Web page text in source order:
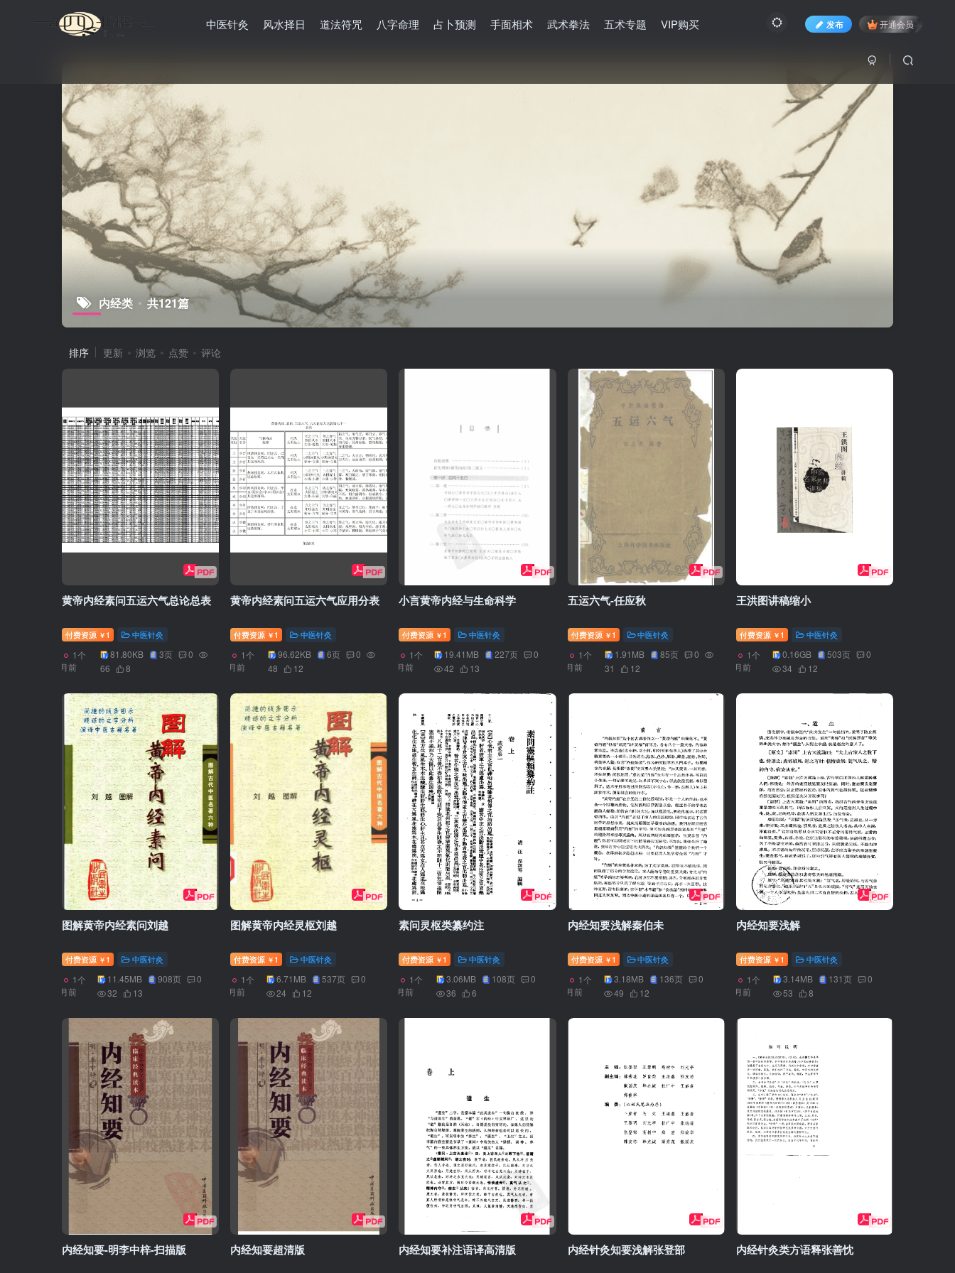
中医针灸 风水择日 道法符咒 八字命理 占卜预测 手面相术 武术拳法 五术专题 VIP购买 发布 开通会员
内经类 共121篇
排序 更新 浏览 点赞 评论
黄帝内经素问五运六气总论总表
付费资源 ￥ 1 中医针灸
1个
月前
81.80KB 3页
0
66
8
黄帝内经素问五运六气应用分表
付费资源 ￥ 1 中医针灸
1个
月前
96.62KB 6页
0
48
12
小言黄帝内经与生命科学
付费资源 ￥ 1 中医针灸
1个
月前
19.41MB 227页
0
42
13
五运六气-任应秋
付费资源 ￥ 1 中医针灸
1个
月前
1.91MB 85页
0
31
12
王洪图讲稿缩小
付费资源 ￥ 1 中医针灸
1个
月前
0.16GB 503页
0
34
12
图解黄帝内经素问刘越
付费资源 ￥ 1 中医针灸
1个
月前
11.45MB 908页
0
32
13
图解黄帝内经灵枢刘越
付费资源 ￥ 1 中医针灸
1个
月前
6.71MB 537页
0
24
12
素问灵枢类纂约注
付费资源 ￥ 1 中医针灸
1个
月前
3.06MB 108页
0
36
6
内经知要浅解秦伯未
付费资源 ￥ 1 中医针灸
1个
月前
3.18MB 136页
0
49
12
内经知要浅解
付费资源 ￥ 1 中医针灸
1个
月前
3.14MB 131页
0
53
8
内经知要-明李中梓-扫描版 内经知要超清版 内经知要补注语译高清版 内经针灸知要浅解张登部 内经针灸类方语释张善忱